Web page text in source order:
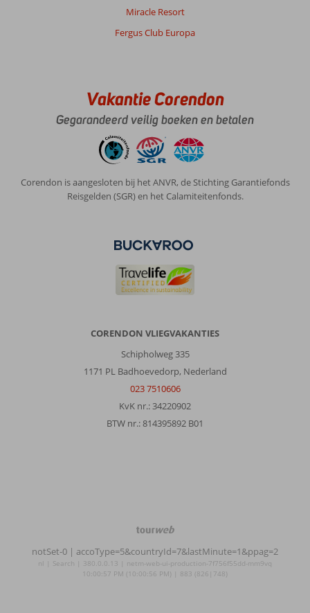
Miracle Resort
Fergus Club Europa
Vakantie Corendon
Gegarandeerd veilig boeken en betalen
Corendon is aangesloten bij het ANVR, de Stichting Garantiefonds
Reisgelden (SGR) en het Calamiteitenfonds.
CORENDON VLIEGVAKANTIES
Schipholweg 335
1171 PL Badhoevedorp, Nederland
023 7510606
KvK nr.: 34220902
BTW nr.: 814395892 B01
TourWeb
NetMatch
notSet-0 | accoType=5&countryId=7&lastMinute=1&ppag=2
nl | Search | 380.0.0.13 | netm-web-ui-production-7f756f55dd-mm9vq
10:00:57 PM (10:00:56 PM) | 883 (826|748)